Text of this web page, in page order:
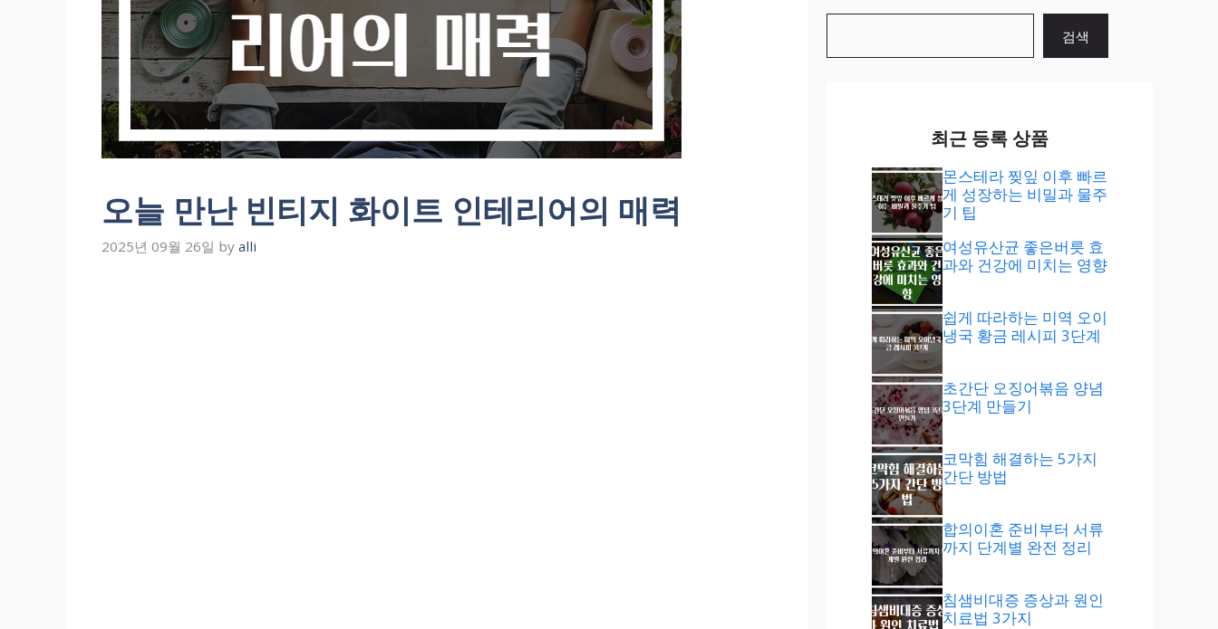
오늘 만난 빈티지 화이트 인테리어의 매력
2025년 09월 26일 by alli
검색
최근 등록 상품
몬스테라 찢잎 이후 빠르
게 성장하는 비밀과 물주
기 팁
여성유산균 좋은버릇 효
과와 건강에 미치는 영향
쉽게 따라하는 미역 오이
냉국 황금 레시피 3단계
초간단 오징어볶음 양념
3단계 만들기
코막힘 해결하는 5가지
간단 방법
합의이혼 준비부터 서류
까지 단계별 완전 정리
침샘비대증 증상과 원인
치료법 3가지